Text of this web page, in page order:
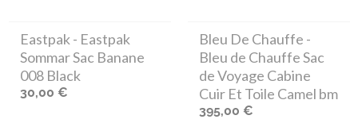
Eastpak - Eastpak
Sommar Sac Banane
008 Black
30,00 €
Bleu De Chauffe -
Bleu de Chauffe Sac
de Voyage Cabine
Cuir Et Toile Camel bm
395,00 €